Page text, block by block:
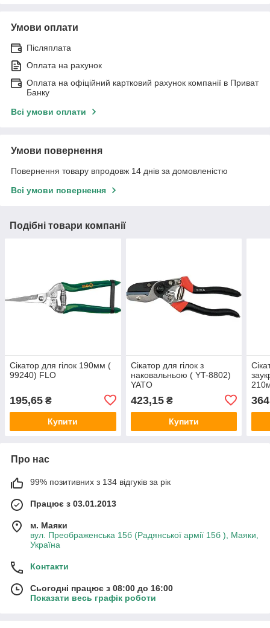
Умови оплати
Післяплата
Оплата на рахунок
Оплата на офіційний картковий рахунок компанії в Приват
Банку
Всі умови оплати
Умови повернення
Повернення товару впродовж 14 днів за домовленістю
Всі умови повернення
Подібні товари компанії
Сікатор для гілок 190мм (
99240) FLO
195,65 ₴
Купити
Сікатор для гілок з
наковальньою ( YT-8802)
YATO
423,15₴
Купити
364
Про нас
99% позитивних з 134 відгуків за рік
Працює з 03.01.2013
м. Маяки
вул. Преображенська 15б (Радянської армії 15б ), Маяки,
Україна
Контакти
Сьогодні працює з 08:00 до 16:00
Показати весь графік роботи